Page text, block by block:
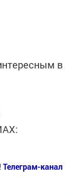
в
Телеграм-канал